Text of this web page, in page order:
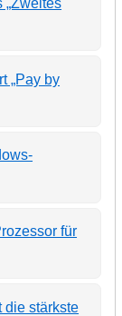
„Zweites
„Pay by
für
die stärkste